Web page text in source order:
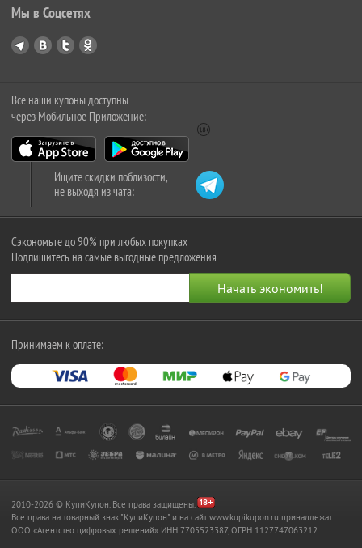
Мы в Соцсетях
Все наши купоны доступны
через Мобильное Приложение:
Ищите скидки поблизости,
не выходя из чата:
Сэкономьте до 90% при любых покупках
Подпишитесь на самые выгодные предложения
Принимаем к оплате:
2010-2026 © КупиКупон. Все права защищены.
Все права на товарный знак "КупиКупон" и на сайт www.kupikupon.ru принадлежат
OOO «Агентство цифровых решений» ИНН 7705523387, ОГРН 1127747063212